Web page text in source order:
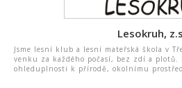
Lesokruh,
Jsme lesní klub a lesní mateřská škola v
venku za každého počasí, bez zdí a plotů.
ohleduplnosti k přírodě, okolnímu